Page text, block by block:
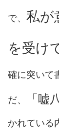
で、 私が
を受け
確に突いて
だ、 「嘘
かれている